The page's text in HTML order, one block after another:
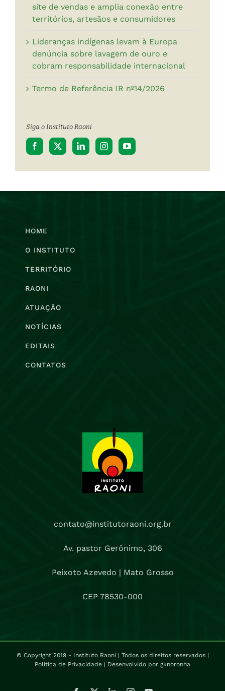
site de vendas e amplia conexão entre
territórios, artesãos e consumidores
Lideranças indígenas levam à Europa
denúncia sobre lavagem de ouro e
cobram responsabilidade internacional
Termo de Referência IR nº14/2026
Siga o Instituto Raoni
HOME
O INSTITUTO
TERRITÓRIO
RAONI
ATUAÇÃO
NOTÍCIAS
EDITAIS
CONTATOS
contato@institutoraoni.org.br
Av. pastor Gerônimo, 306
Peixoto Azevedo | Mato Grosso
CEP 78530-000
© Copyright 2019 - Instituto Raoni | Todos os direitos reservados |
Política de Privacidade | Desenvolvido por gknoronha